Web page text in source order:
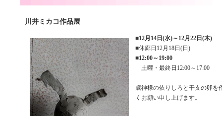
川井ミカコ作品展
■12月14日(水)～12月22日(木)
■休廊日12月18日(日)
■12:00～19:00
土曜・最終日12:00～17:00
歳神様の依りしろと干支の卯を
くお願い申し上げます。